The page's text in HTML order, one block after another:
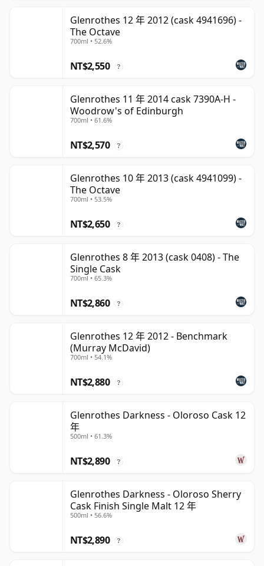
Glenrothes 12 年 2012 (cask 4941696) -
The Octave
700ml • 52.6%
NT$2,550 ?
Glenrothes 11 年 2014 cask 7390A-H -
Woodrow's of Edinburgh
700ml • 61.6%
NT$2,570 ?
Glenrothes 10 年 2013 (cask 4941099) -
The Octave
700ml • 53.5%
NT$2,650 ?
Glenrothes 8 年 2013 (cask 0408) - The
Single Cask
700ml • 65.3%
NT$2,860 ?
Glenrothes 12 年 2012 - Benchmark
(Murray McDavid)
700ml • 54.1%
NT$2,880 ?
Glenrothes Darkness - Oloroso Cask 12
年
500ml • 61.3%
NT$2,890 ?
Glenrothes Darkness - Oloroso Sherry
Cask Finish Single Malt 12 年
500ml • 56.6%
NT$2,890 ?